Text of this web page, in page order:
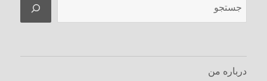
درباره من